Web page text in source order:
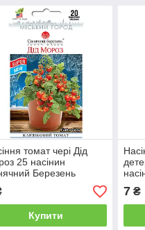
томат чері Дід
25 насінин
Березень
Купити
7 ₴